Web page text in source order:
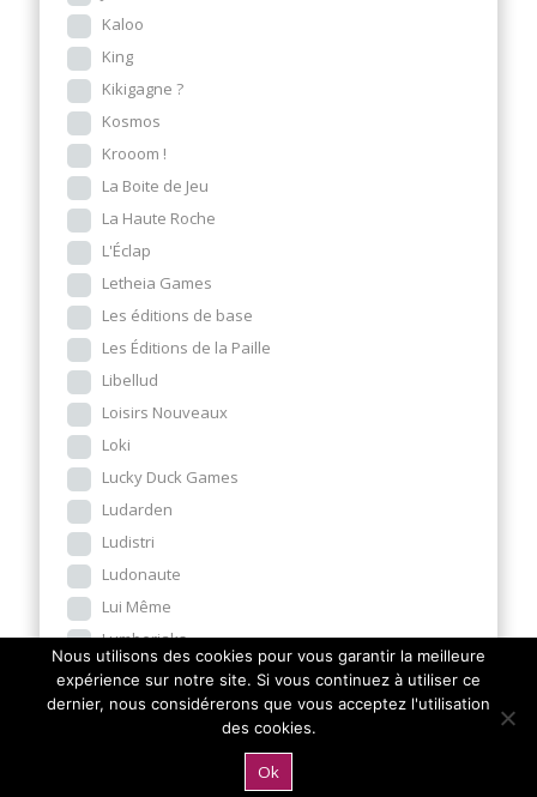
Kaloo
King
Kikigagne ?
Kosmos
Krooom !
La Boite de Jeu
La Haute Roche
L'Éclap
Letheia Games
Les éditions de base
Les Éditions de la Paille
Libellud
Loisirs Nouveaux
Loki
Lucky Duck Games
Ludarden
Ludistri
Ludonaute
Lui Même
Lumberjaks
Macajou
MAD
Nous utilisons des cookies pour vous garantir la meilleure
expérience sur notre site. Si vous continuez à utiliser ce
dernier, nous considérerons que vous acceptez l'utilisation
des cookies.
Ok